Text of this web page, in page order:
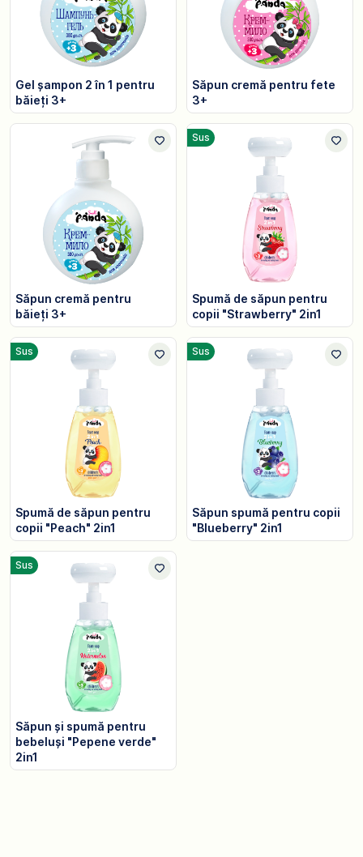
Gel șampon 2 în 1 pentru
băieți 3+
Săpun cremă pentru fete
3+
Săpun cremă pentru
băieți 3+
Sus
Spumă de săpun pentru
copii "Strawberry" 2in1
Sus
Spumă de săpun pentru
copii "Peach" 2in1
Sus
Săpun spumă pentru copii
"Blueberry" 2in1
Sus
Săpun și spumă pentru
bebeluși "Pepene verde"
2in1